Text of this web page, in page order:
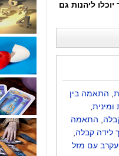
ליהנות גם
התאמה בין
התאמה
לידה קבלה
עם מזל